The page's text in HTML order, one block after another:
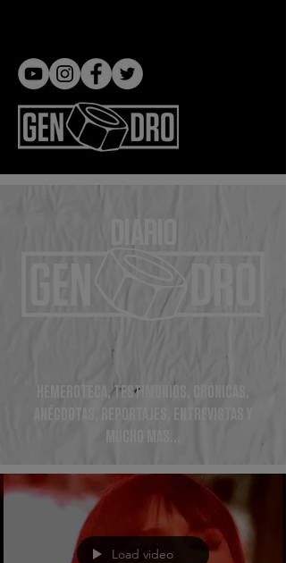
DIARIO
HEMEROTECA, TESTIMONIOS, CRÓNICAS,
ANÉCDOTAS, REPORTAJES, ENTREVISTAS Y
Load video